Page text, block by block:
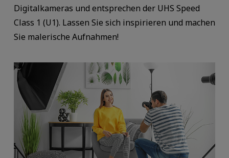
Digitalkameras und entsprechen der UHS Speed
Class 1 (U1). Lassen Sie sich inspirieren und machen
Sie malerische Aufnahmen!